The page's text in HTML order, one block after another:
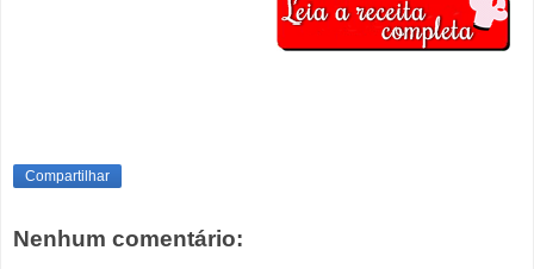
Compartilhar
Nenhum comentário: